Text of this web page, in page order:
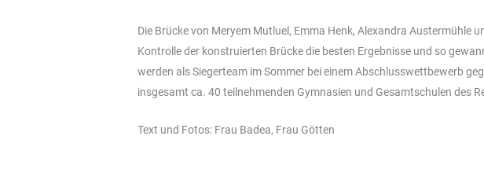
Die Brücke von Meryem Mutluel, Emma Henk, Alexandra Austermühle
Kontrolle der konstruierten Brücke die besten Ergebnisse und so
werden als Siegerteam im Sommer bei einem Abschlusswettbewerb
insgesamt ca. 40 teilnehmenden Gymnasien und Gesamtschulen des
Text und Fotos: Frau Badea, Frau Götten